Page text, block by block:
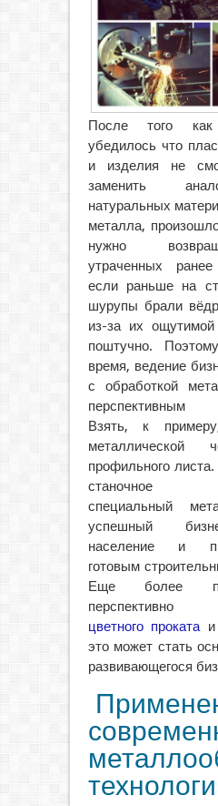
После того как
убедилось что
и изделия не
заменить
натуральных
металла,
нужно
утраченных
если раньше на
шурупы брали
из-за их
поштучно.
время, ведение
с обработкой
перспективным
Взять, к
металлической
профильного
станочное
специальный
успешный
население и
готовым
Еще более
цветного прокатаи
это может стать
развивающегося